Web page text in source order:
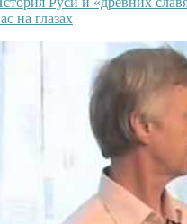
на глазах